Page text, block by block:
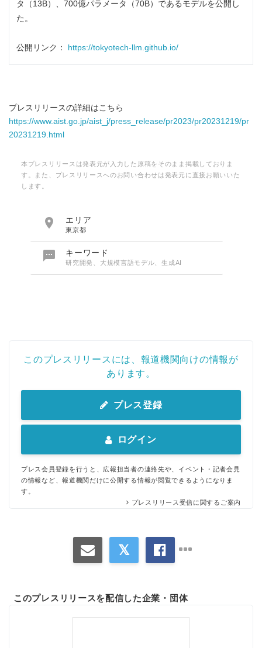
タ（13B）、700億パラメータ（70B）であるモデルを公開し
た。
公開リンク： https://tokyotech-llm.github.io/
プレスリリースの詳細はこちら
https://www.aist.go.jp/aist_j/press_release/pr2023/pr20231219/pr
20231219.html
本プレスリリースは発表元が入力した原稿をそのまま掲載しておりま
す。また、プレスリリースへのお問い合わせは発表元に直接お願いいた
します。
 エリア
東京都
 キーワード
研究開発、大規模言語モデル、生成AI
このプレスリリースには、報道機関向けの情報が
あります。
プレス登録
ログイン
プレス会員登録を行うと、広報担当者の連絡先や、イベント・記者会見
の情報など、報道機関だけに公開する情報が閲覧できるようになりま
す。
プレスリリース受信に関するご案内
このプレスリリースを配信した企業・団体